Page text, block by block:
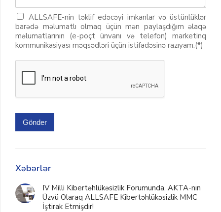
ALLSAFE-nin təklif edəcəyi imkanlar və üstünlüklər
barədə məlumatlı olmaq üçün mən paylaşdığım əlaqə
məlumatlarının (e-poçt ünvanı və telefon) marketinq
kommunikasiyası məqsədləri üçün istifadəsinə razıyam.(*)
Gönder
Xəbərlər
IV Milli Kibertəhlükəsizlik Forumunda, AKTA-nın
Üzvü Olaraq ALLSAFE Kibertəhlükəsizlik MMC
İştirak Etmişdir!